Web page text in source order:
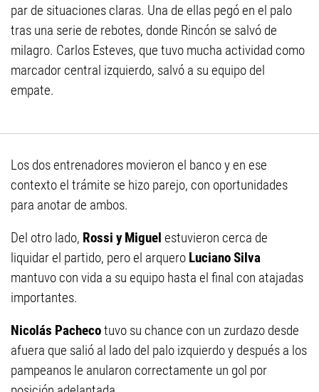
par de situaciones claras. Una de ellas pegó en el palo
tras una serie de rebotes, donde Rincón se salvó de
milagro. Carlos Esteves, que tuvo mucha actividad como
marcador central izquierdo, salvó a su equipo del
empate.
Los dos entrenadores movieron el banco y en ese
contexto el trámite se hizo parejo, con oportunidades
para anotar de ambos.
Del otro lado, Rossi y Miguel estuvieron cerca de
liquidar el partido, pero el arquero Luciano Silva
mantuvo con vida a su equipo hasta el final con atajadas
importantes.
Nicolás Pachecotuvo su chance con un zurdazo desde
afuera que salió al lado del palo izquierdo y después a los
pampeanos le anularon correctamente un gol por